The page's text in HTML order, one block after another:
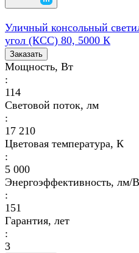
Уличный консольный
угол (КСС) 80, 5000 К
Заказать
Мощность, Вт
:
114
Световой поток, лм
:
17 210
Цветовая температура, К
:
5 000
Энергоэффективность, лм/
:
151
Гарантия, лет
:
3